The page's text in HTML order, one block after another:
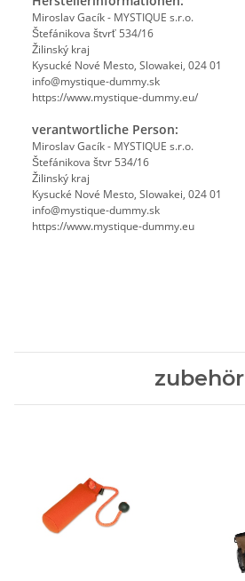
Miroslav Gacík - MYSTIQUE s.r.o.
Štefánikova štvrť 534/16
Žilinský kraj
Kysucké Nové Mesto, Slowakei, 024 01
info@mystique-dummy.sk
https://www.mystique-dummy.eu/
verantwortliche Person:
Miroslav Gacík - MYSTIQUE s.r.o.
Štefánikova štvr 534/16
Žilinský kraj
Kysucké Nové Mesto, Slowakei, 024 01
info@mystique-dummy.sk
https://www.mystique-dummy.eu
zubehör